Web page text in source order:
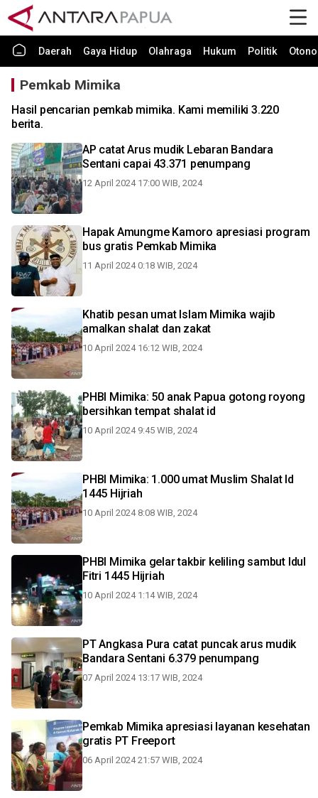
Daerah Gaya Hidup Olahraga Hukum Politik
Pemkab Mimika
Hasil pencarian pemkab mimika. Kami memiliki 3.220
berita.
AP catat Arus mudik Lebaran Bandara
Sentani capai 43.371 penumpang
12 April 2024 17:00 WIB, 2024
Hapak Amungme Kamoro apresiasi program
bus gratis Pemkab Mimika
11 April 2024 0:18 WIB, 2024
Khatib pesan umat Islam Mimika wajib
amalkan shalat dan zakat
10 April 2024 16:12 WIB, 2024
PHBI Mimika: 50 anak Papua gotong royong
bersihkan tempat shalat id
10 April 2024 9:45 WIB, 2024
PHBI Mimika: 1.000 umat Muslim Shalat Id
1445 Hijriah
10 April 2024 8:08 WIB, 2024
PHBI Mimika gelar takbir keliling sambut Idul
Fitri 1445 Hijriah
10 April 2024 1:14 WIB, 2024
PT Angkasa Pura catat puncak arus mudik
Bandara Sentani 6.379 penumpang
07 April 2024 13:17 WIB, 2024
Pemkab Mimika apresiasi layanan kesehatan
gratis PT Freeport
06 April 2024 21:57 WIB, 2024